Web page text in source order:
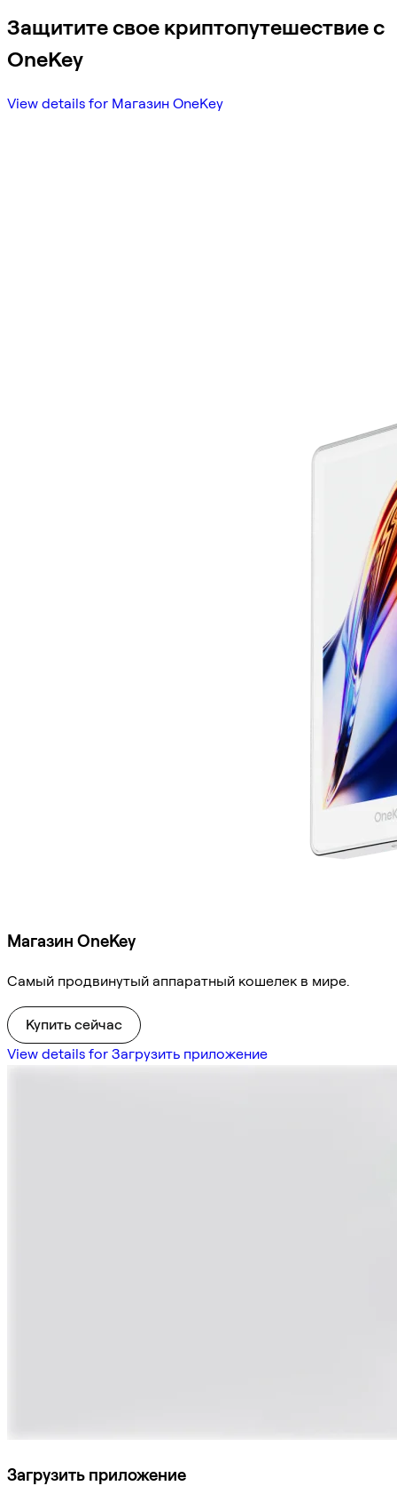
Защитите свое криптопутешествие с
OneKey
View details for Магазин OneKey
Магазин OneKey
Самый продвинутый аппаратный кошелек в мире.
Купить сейчас
View details for Загрузить приложение
Загрузить приложение